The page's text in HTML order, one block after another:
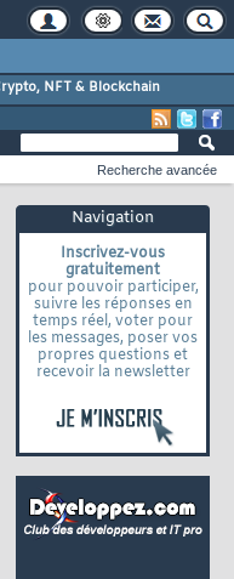
NFT & Blockchain
Navigation
Inscrivez-vous
gratuitement
pour pouvoir participer,
suivre les réponses en
temps réel, voter pour
les messages, poser vos
propres questions et
recevoir la newsletter
Recherche avancée